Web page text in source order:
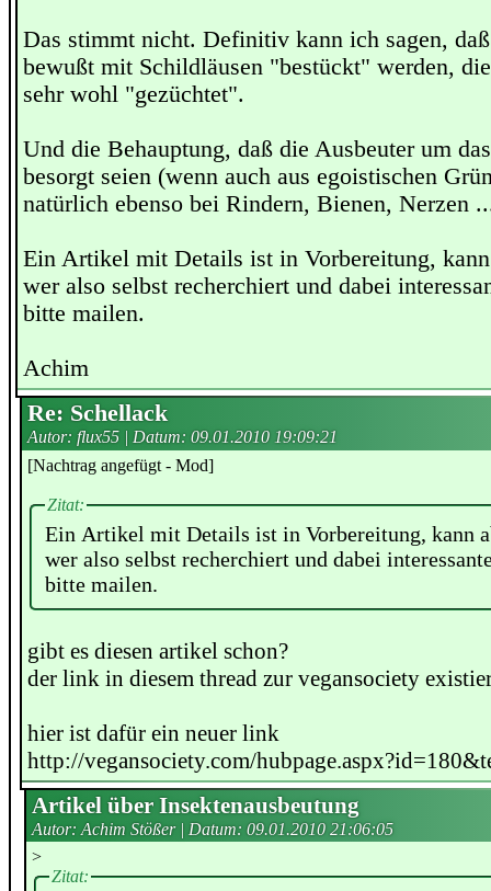
Das stimmt nicht. Definitiv kann ich sagen,
bewußt mit Schildläusen "bestückt" werden,
sehr wohl "gezüchtet".
Und die Behauptung, daß die Ausbeuter um
besorgt seien (wenn auch aus egoistischen
natürlich ebenso bei Rindern, Bienen, Nerzen
Ein Artikel mit Details ist in Vorbereitung,
wer also selbst recherchiert und dabei
bitte mailen.
Achim
Re: Schellack
Autor: flux55 | Datum: 09.01.2010 19:09:21
[Nachtrag angefügt - Mod]
Zitat:
Ein Artikel mit Details ist in Vorbereitung, kann
wer also selbst recherchiert und dabei
bitte mailen.
gibt es diesen artikel schon?
der link in diesem thread zur vegansociety
hier ist dafür ein neuer link
http://vegansociety.com/
Artikel über Insektenausbeutung
Autor: Achim Stößer | Datum: 09.01.2010 21:06:05
>
Zitat: